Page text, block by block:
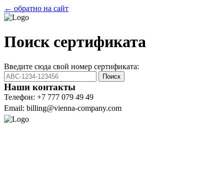
← обратно на сайт
Поиск сертификата
Введите сюда свой номер сертификата:
Поиск
Наши контакты
Телефон: +7 777 079 49 49
Email: billing@vienna-company.com